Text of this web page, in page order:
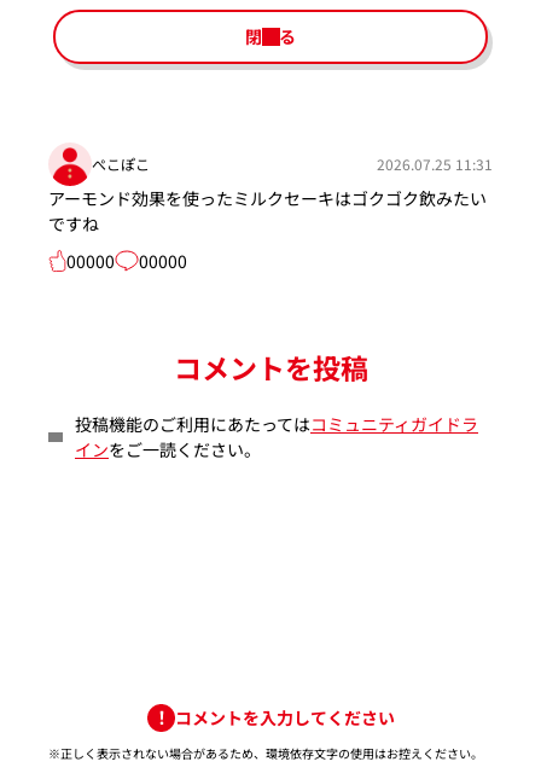
閉じる
ぺこぽこ 2026.07.25 11:31
アーモンド効果を使ったミルクセーキはゴクゴク飲みたい
ですね
00000
00000
コメントを投稿
投稿機能のご利用にあたってはコミュニティガイドラ
インをご一読ください。
コメントを入力してください
※正しく表示されない場合があるため、環境依存文字の使用はお控えください。​